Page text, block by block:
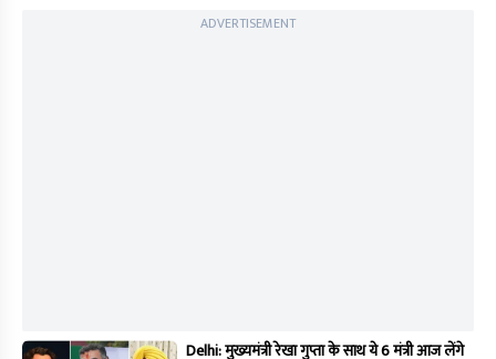
ADVERTISEMENT
Delhi: मुख्यमंत्री रेखा गुप्ता के साथ ये 6 मंत्री आज लेंगे